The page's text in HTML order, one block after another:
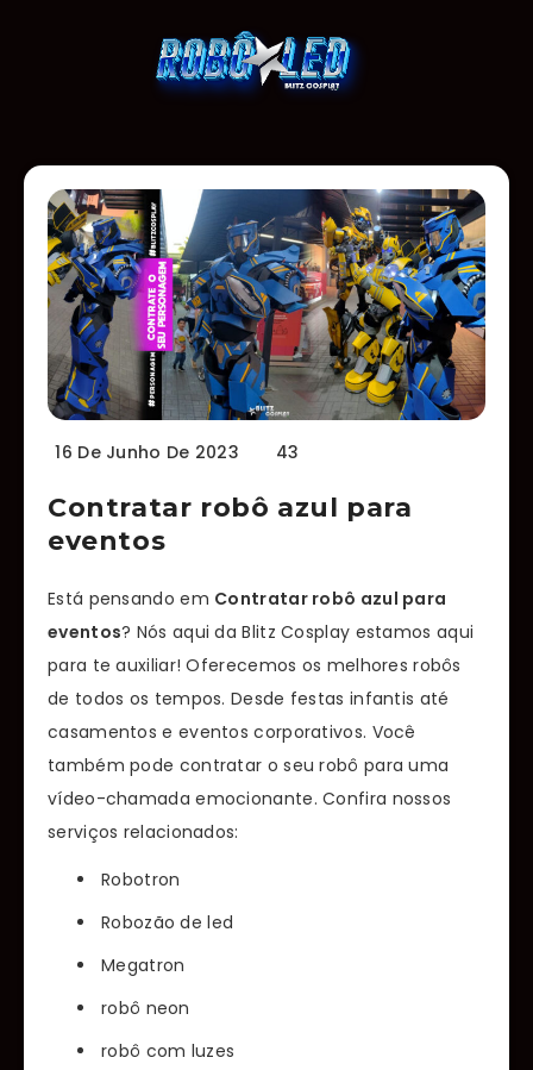
16 De Junho De 2023 43
Contratar robô azul para
eventos
Está pensando em Contratar robô azul para
eventos? Nós aqui da Blitz Cosplay estamos aqui
para te auxiliar! Oferecemos os melhores robôs
de todos os tempos. Desde festas infantis até
casamentos e eventos corporativos. Você
também pode contratar o seu robô para uma
vídeo-chamada emocionante. Confira nossos
serviços relacionados:
Robotron
Robozão de led
Megatron
robô neon
robô com luzes